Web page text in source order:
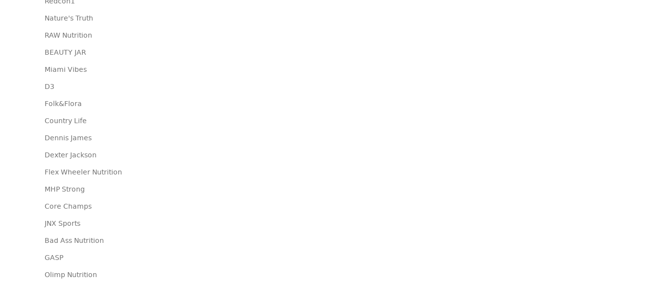
Nature's Truth
RAW Nutrition
BEAUTY JAR
Miami Vibes
D3
Folk&Flora
Country Life
Dennis James
Dexter Jackson
Flex Wheeler Nutrition
MHP Strong
Core Champs
JNX Sports
Bad Ass Nutrition
GASP
Olimp Nutrition